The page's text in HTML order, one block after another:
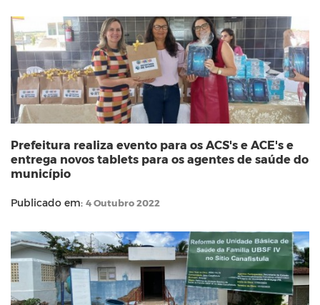
Prefeitura realiza evento para os ACS's e ACE's e
entrega novos tablets para os agentes de saúde do
município
Publicado em: 4 Outubro 2022